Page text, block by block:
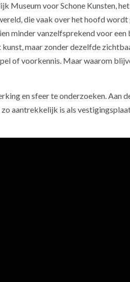
Museum voor Schone Kunsten,
die vaak over het hoofd wordt
minder vanzelfsprekend voor een
maar zonder dezelfde
of voorkennis. Maar waarom
en sfeer te onderzoeken. Aan
aantrekkelijk is als